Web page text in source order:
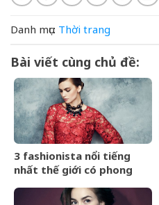
Danh mục: Thời trang
Bài viết cùng chủ đề:
3 fashionista nổi tiếng
nhất thế giới có phong